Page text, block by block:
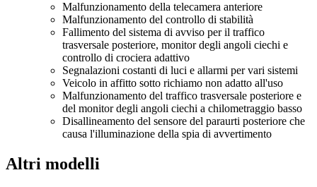
Malfunzionamento della telecamera anteriore
Malfunzionamento del controllo di stabilità
Fallimento del sistema di avviso per il traffico
trasversale posteriore, monitor degli angoli ciechi e
controllo di crociera adattivo
Segnalazioni costanti di luci e allarmi per vari sistemi
Veicolo in affitto sotto richiamo non adatto all'uso
Malfunzionamento del traffico trasversale posteriore e
del monitor degli angoli ciechi a chilometraggio basso
Disallineamento del sensore del paraurti posteriore che
causa l'illuminazione della spia di avvertimento
Altri modelli